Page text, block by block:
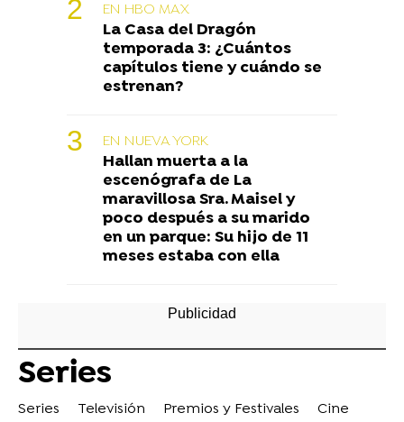
EN HBO MAX
La Casa del Dragón
temporada 3: ¿Cuántos
capítulos tiene y cuándo se
estrenan?
EN NUEVA YORK
Hallan muerta a la
escenógrafa de La
maravillosa Sra. Maisel y
poco después a su marido
en un parque: Su hijo de 11
meses estaba con ella
Series
Series Televisión Premios y Festivales
Cine